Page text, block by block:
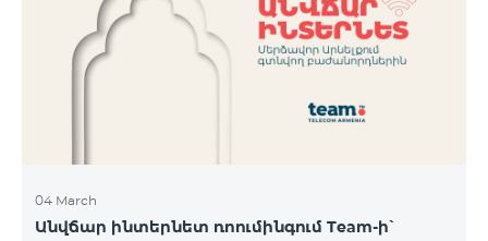
Կիրակի-08․03 Երևան Կենտրոն Իսակովի
պողոտա 3/7 09:00-18:00 09:00-18:00 10:00-19:00
Երևան Կենտրոն Խորենացու փողոց 26/26 09:00-
04 March
Անվճար ինտերնետ ռոումինգում Team-ի՝